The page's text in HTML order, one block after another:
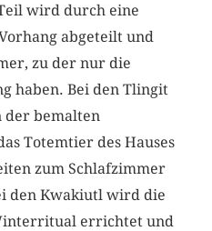
wird durch eine
abgeteilt und
zu der nur die
haben. Bei den Tlingit
der bemalten
Totemtier des Hauses
zum Schlafzimmer
den Kwakiutl wird die
errichtet und